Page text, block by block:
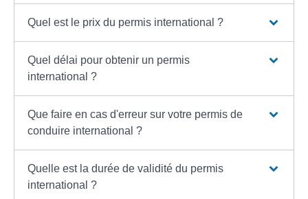
Quel est le prix du permis international ?
Quel délai pour obtenir un permis
international ?
Que faire en cas d'erreur sur votre permis de
conduire international ?
Quelle est la durée de validité du permis
international ?